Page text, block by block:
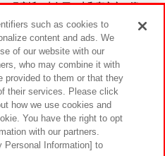
月宗近・大包平・大和守安定・篭手
切江・豊前江～
such as cookies to
content and ads. We
of our website with our
who may combine it with
provided to them or that they
their services. Please click
how we use cookies and
You have the right to opt
with our partners.
Personal Information] to